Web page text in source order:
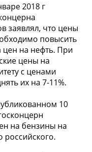
2018 г
заявлял, что цены
повысить
цен на нефть. При
цены на
с ценами
их на 7-11%.
10
на бензины на
российского.